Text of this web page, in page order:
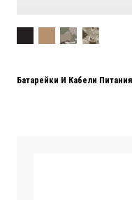
Батарейки И Кабели